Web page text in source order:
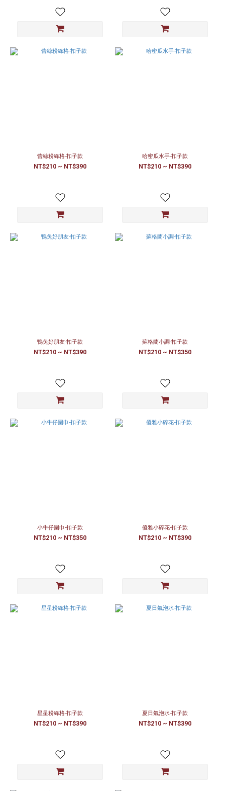
蕾絲粉綠格-扣子款
NT$210 ~ NT$390
哈密瓜水手-扣子款
NT$210 ~ NT$390
鴨兔好朋友-扣子款
NT$210 ~ NT$390
蘇格蘭小調-扣子款
NT$210 ~ NT$350
小牛仔圍巾-扣子款
NT$210 ~ NT$350
優雅小碎花-扣子款
NT$210 ~ NT$390
星星粉綠格-扣子款
NT$210 ~ NT$390
夏日氣泡水-扣子款
NT$210 ~ NT$390